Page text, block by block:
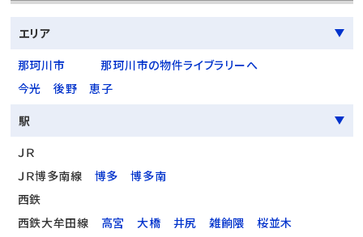
エリア
那珂川市
那珂川市の物件ライブラリーへ
今光
後野
恵子
駅
ＪＲ
ＪＲ博多南線
博多
博多南
西鉄
西鉄大牟田線
高宮 大橋 井尻 雑餉隈
桜並木